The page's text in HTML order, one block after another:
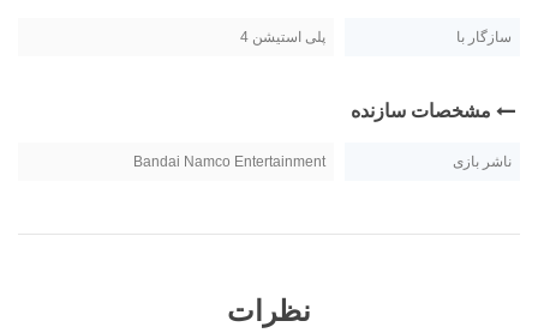
سازگار با پلی استیشن 4
مشخصات سازنده
ناشر بازی Bandai Namco Entertainment
نظرات